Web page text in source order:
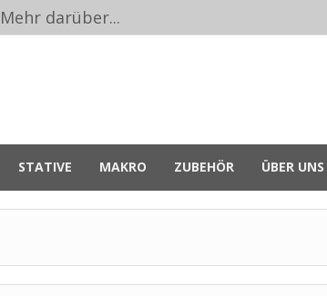
Mehr darüber...
STATIVE MAKRO ZUBEHÖR ÜBER UNS